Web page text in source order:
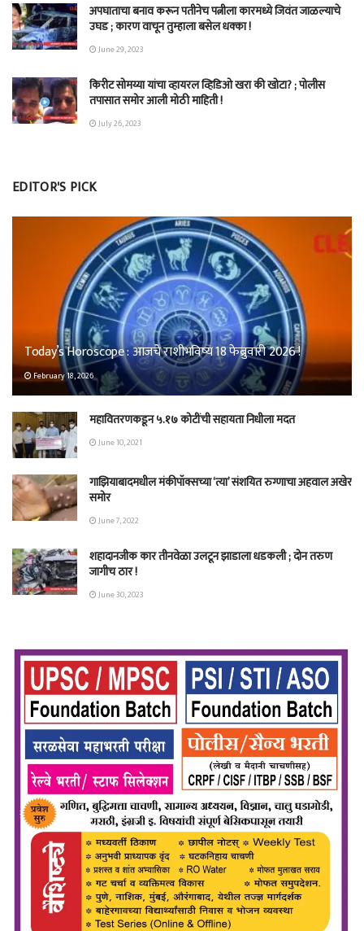
अपघाताचा बनाव करून पतीनेच‎ पत्नीला कारमध्ये जिवंत जाळल्याचे
उघड ; कारण वाचून तुम्हाला बसेल धक्का !
June 29, 2023
किरीट सोमय्या यांचा व्हायरल व्हिडिओ खरा की खोटा? ; पोलीस
तपासात समोर आली मोठी माहिती !
July 26, 2023
EDITOR'S PICK
Today’s Horoscope : आजचे राशीभविष्य 18 फेब्रुवारी 2026 !
February 18, 2026
महावितरणकडून ५.१७ कोटींची सहायता निधीला मदत
June 10, 2021
गाझियाबादमधील मंकीपॉक्सच्या ‘त्या’ संशयित रुग्णाचा अहवाल अखेर
समोर
June 7, 2022
शहादानजीक कार तीनवेळा उलटून झाडाला धडकली ; दोन तरुण
जागीच ठार !
June 30, 2023